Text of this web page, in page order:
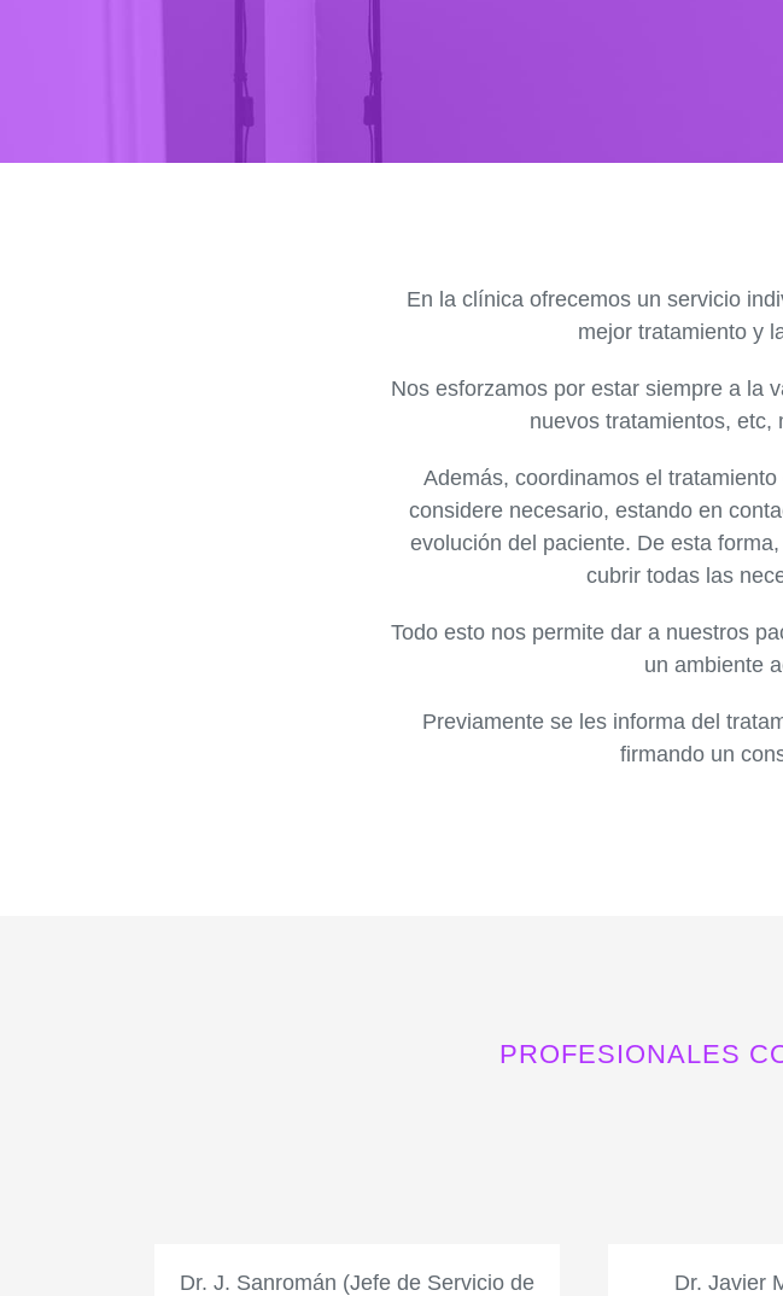
En la clínica ofrecemos unservicio
mejor tratamiento y
Nos esforzamos por estar siempre a la
nuevos tratamientos, etc,
Además,coordinamos el
considere necesario, estando en
evolución del paciente. De esta
cubrir todas las
Todo esto nos permite dar a nuestros
un ambiente
Previamente se les informa del
firmando un
PROFESIONALES
Dr. J. Sanromán (Jefe de Servicio de
Dr. Javier